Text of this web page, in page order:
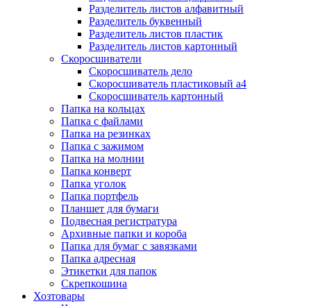
Разделитель листов алфавитный
Разделитель буквенный
Разделитель листов пластик
Разделитель листов картонный
Скоросшиватели
Скоросшиватель дело
Скоросшиватель пластиковый а4
Скоросшиватель картонный
Папка на кольцах
Папка с файлами
Папка на резинках
Папка с зажимом
Папка на молнии
Папка конверт
Папка уголок
Папка портфель
Планшет для бумаги
Подвесная регистратура
Архивные папки и короба
Папка для бумаг с завязками
Папка адресная
Этикетки для папок
Скрепкошина
Хозтовары